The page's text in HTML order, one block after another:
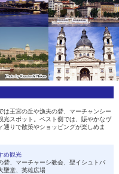
は王宮の丘や漁夫の砦、マーチャンシー
光スポット。ペスト側では、賑やかなヴ
通りで散策やショッピングが楽しめま
め観光
砦、マーチャーシ教会、聖イシュトバ
聖堂、英雄広場